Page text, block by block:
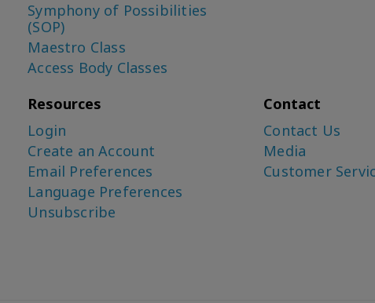
Symphony of Possibilities
(SOP)
Maestro Class
Access Body Classes
Resources
Login
Create an Account
Email Preferences
Language Preferences
Unsubscribe
Contact
Contact Us
Media
Customer